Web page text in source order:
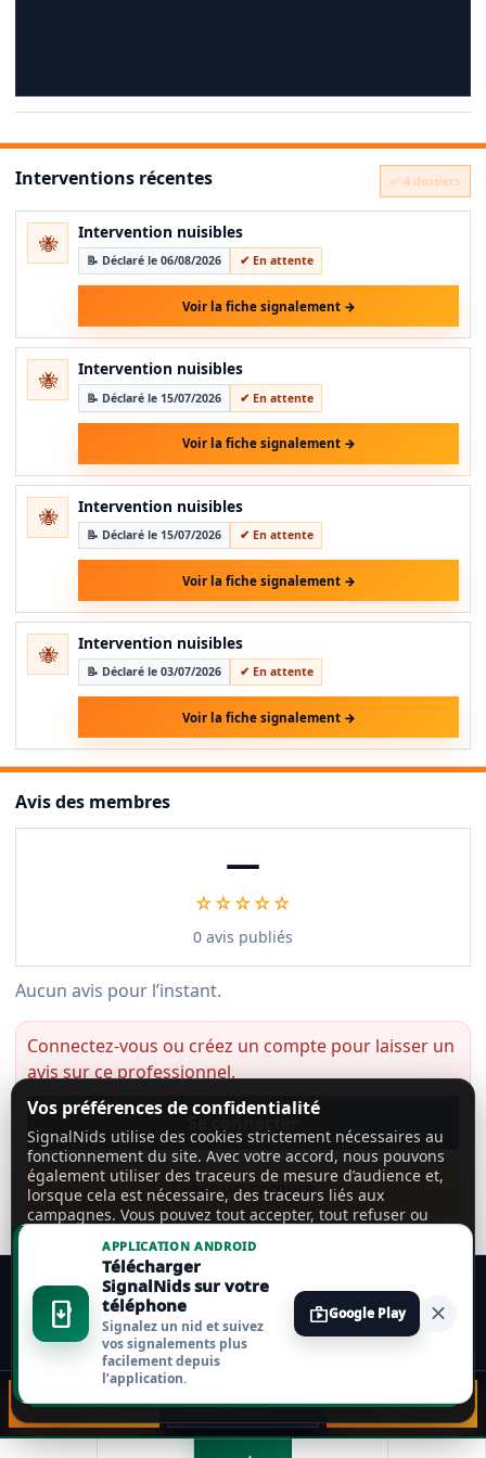
Interventions récentes ✅ 4 dossiers
🐝 Intervention nuisibles
📝 Déclaré le 06/08/2026 ✔ En attente
Voir la fiche signalement →
🐝 Intervention nuisibles
📝 Déclaré le 15/07/2026 ✔ En attente
Voir la fiche signalement →
🐝 Intervention nuisibles
📝 Déclaré le 15/07/2026 ✔ En attente
Voir la fiche signalement →
🐝 Intervention nuisibles
📝 Déclaré le 03/07/2026 ✔ En attente
Voir la fiche signalement →
Avis des membres
—
☆☆☆☆☆
0 avis publiés
Aucun avis pour l’instant.
Connectez-vous ou créez un compte pour laisser un
avis sur ce professionnel.
Créer un compte
📞 Connexion 🗺️ Zone 💬 Connexion
install_mobile
APPLICATION ANDROID
Télécharger
SignalNids sur votre
téléphone
Signalez un nid et suivez
vos signalements plus
facilement depuis
l’application.
shopGoogle Play close
Vos préférences de confidentialité
SignalNids utilise des cookies strictement nécessaires au
fonctionnement du site. Avec votre accord, nous pouvons
également utiliser des traceurs de mesure d’audience et,
lorsque cela est nécessaire, des traceurs liés aux
campagnes. Vous pouvez tout accepter, tout refuser ou
Tout accepter
Tout refuser